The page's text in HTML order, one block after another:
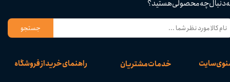
راهنمای خرید از فروشگاه خدمات مشتریان سایت
دنبال چه محصولی هستید؟
جستجو